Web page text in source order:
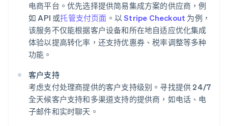
电商平台。优先选择提供简易集成方案的供应商，例
如 API 或托管支付页面 。以Stripe Checkout 为例，
该服务不仅能根据客户设备和所在地自适应优化集成
体验以提高转化率，还支持优惠券、税率调整等多种
功能。
客户支持
考虑支付处理商提供的客户支持级别。寻找提供 24/7
全天候客户支持和多渠道支持的提供商，如电话、电
子邮件和实时聊天。
阿联酋